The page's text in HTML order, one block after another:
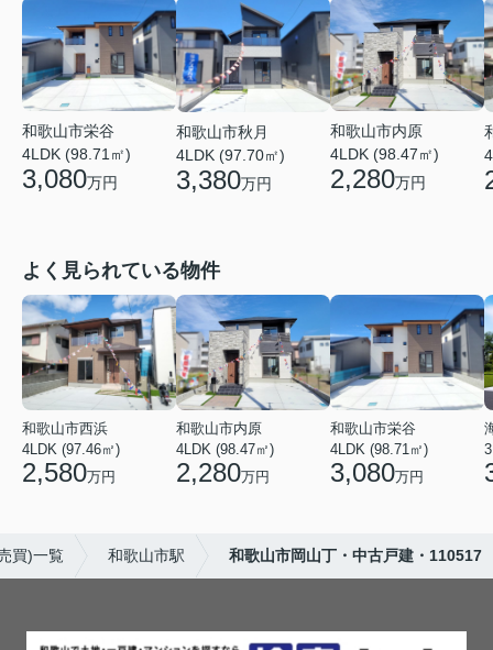
和歌山市栄谷
4LDK (98.71㎡)
3,080万円
和歌山市秋月
4LDK (97.70㎡)
3,380万円
和歌山市内原
4LDK (98.47㎡)
2,280万円
よく見られている物件
和歌山市西浜
4LDK (97.46㎡)
2,580万円
和歌山市内原
4LDK (98.47㎡)
2,280万円
和歌山市栄谷
4LDK (98.71㎡)
3,080万円
買)一覧 和歌山市駅 和歌山市岡山丁・中古戸建・110517